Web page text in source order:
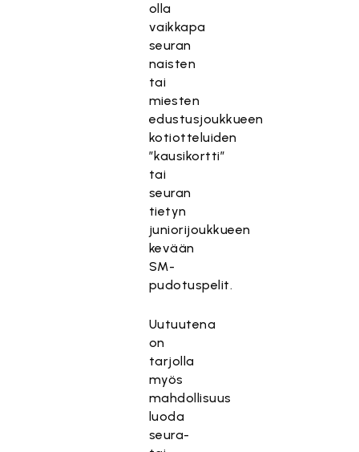
olla
vaikkapa
seuran
naisten
tai
miesten
edustusjoukkueen
kotiotteluiden
”kausikortti”
tai
seuran
tietyn
juniorijoukkueen
kevään
SM-
pudotuspelit.
Uutuutena
on
tarjolla
myös
mahdollisuus
luoda
seura-